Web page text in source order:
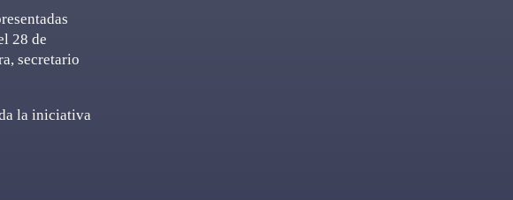
28 de
secretario
la iniciativa